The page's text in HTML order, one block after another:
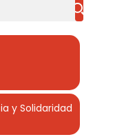
y Solidaridad